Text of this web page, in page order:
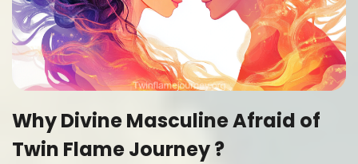
Why Divine Masculine Afraid of
Twin Flame Journey ?